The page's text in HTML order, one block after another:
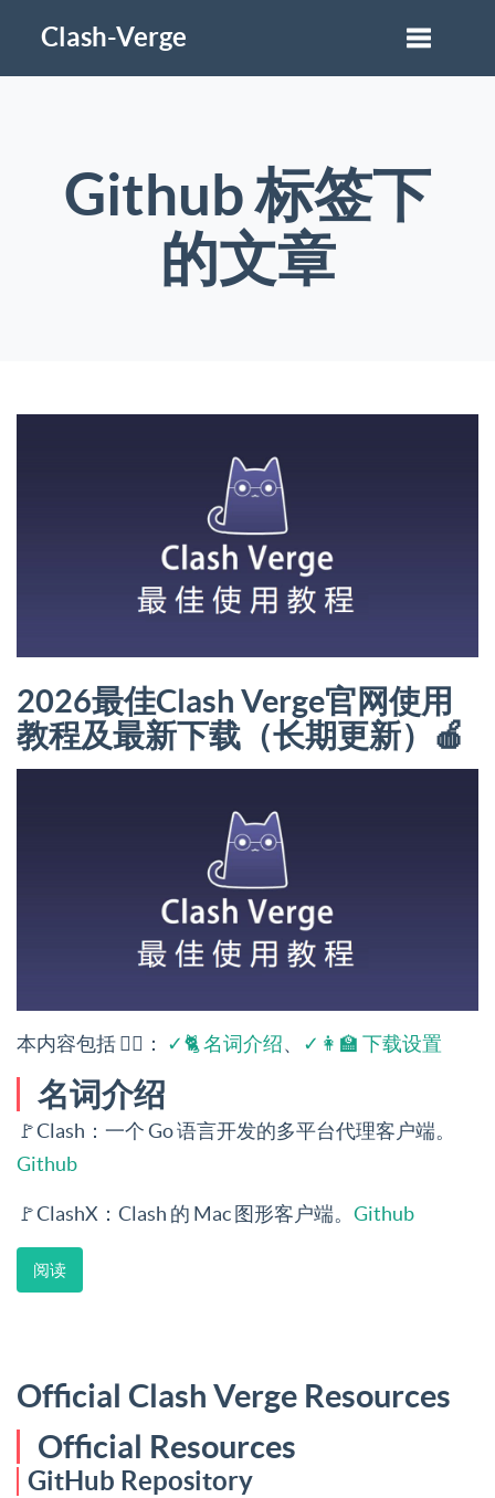
Clash-Verge
Github 标签下
的文章
2026最佳Clash Verge官网使用
教程及最新下载（长期更新）🍎
本内容包括 👉🏻： ✓🐈 名词介绍、 ✓👩‍🏫 下载设置
名词介绍
🚩Clash：一个 Go 语言开发的多平台代理客户端。
Github
🚩ClashX：Clash 的 Mac 图形客户端。 Github
阅读
Official Clash Verge Resources
Official Resources
GitHub Repository